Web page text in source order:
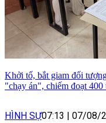
Khởi tố, bắt giam đối
"chạy án", chiếm đoạt 400
HÌNH SỰ07:13 | 07/08/